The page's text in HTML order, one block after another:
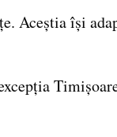
Aceștia își